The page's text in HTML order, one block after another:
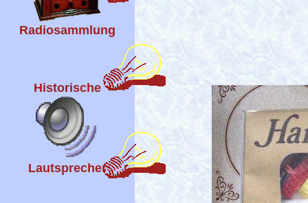
Radiosammlung
Historische
Lautsprecher